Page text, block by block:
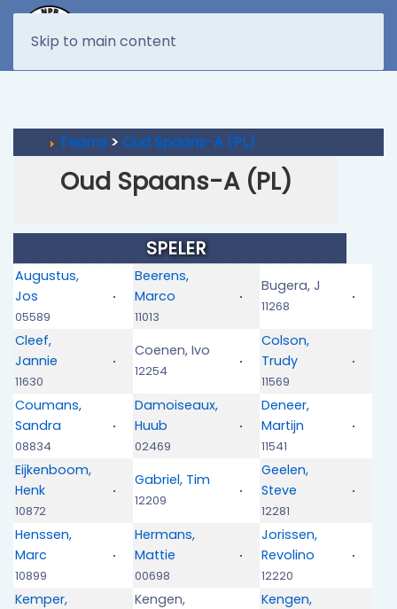
Skip to main content
Teams > Oud Spaans-A (PL)
Oud Spaans-A (PL)
SPELER
Augustus,
Jos
05589
Beerens,
Marco
11013
Bugera, J
11268
Cleef,
Jannie
11630
Coenen, Ivo
12254
Colson,
Trudy
11569
Coumans,
Sandra
08834
Damoiseaux,
Huub
02469
Deneer,
Martijn
11541
Eijkenboom,
Henk
10872
Gabriel, Tim
12209
Geelen,
Steve
12281
Henssen,
Marc
10899
Hermans,
Mattie
00698
Jorissen,
Revolino
12220
Kemper,
Kengen,
Kengen,